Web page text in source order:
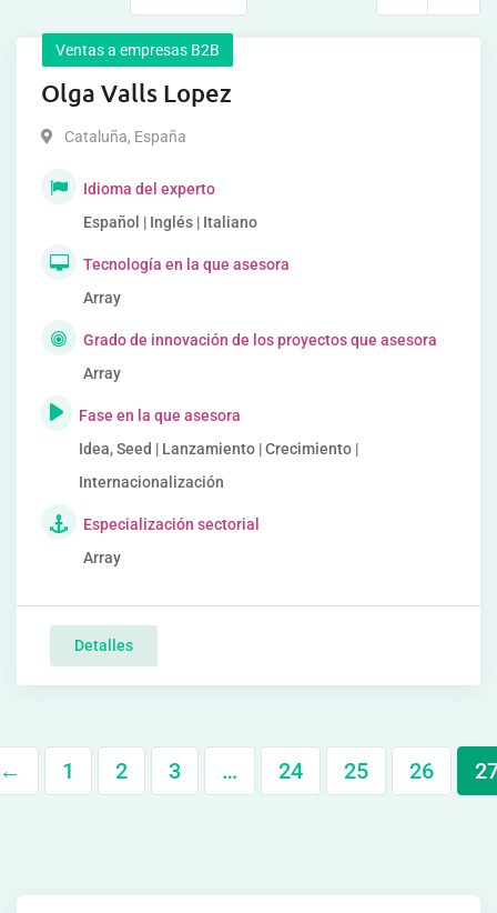
Ventas a empresas B2B
Olga Valls Lopez
Cataluña, España
Idioma del experto
Español | Inglés | Italiano
Tecnología en la que asesora
Array
Grado de innovación de los proyectos que asesora
Array
Fase en la que asesora
Idea, Seed | Lanzamiento | Crecimiento |
Internacionalización
Especialización sectorial
Array
Detalles
1 2 3 … 24 25 26